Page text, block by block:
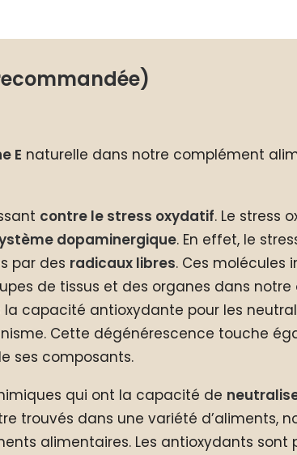
E naturelle dans notre complément
contre le stress oxydatif. Le stress
dopaminergique. En effet, le
par des radicaux libres. Ces molécules
de tissus et des organes dans notre
la capacité antioxydante pour les
Cette dégénérescence touche
ses composants.
qui ont la capacité de
trouvés dans une variété d’aliments,
alimentaires. Les antioxydants